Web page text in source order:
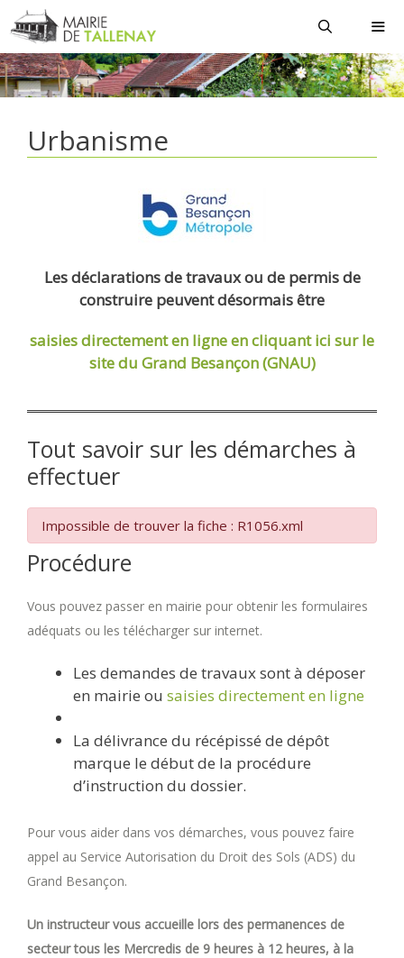
Aller
au
contenu
Urbanisme
Les déclarations de travaux ou de permis de
construire peuvent désormais être
saisies directement en ligneen cliquant ici sur le
site du Grand Besançon (GNAU)
Tout savoir sur les démarches à
effectuer
Impossible de trouver la fiche : R1056.xml
Procédure
Vous pouvez passer en mairie pour obtenir les formulaires
adéquats ou les télécharger sur internet.
Les demandes de travaux sont à déposer
en mairie ou saisies directement en ligne
La délivrance du récépissé de dépôt
marque le début de la procédure
d’instruction du dossier.
Pour vous aider dans vos démarches, vous pouvez faire
appel au Service Autorisation du Droit des Sols (ADS) du
Grand Besançon.
Un instructeur vous accueille lors des permanences de
secteur tous les Mercredis de 9 heures à 12 heures, à la